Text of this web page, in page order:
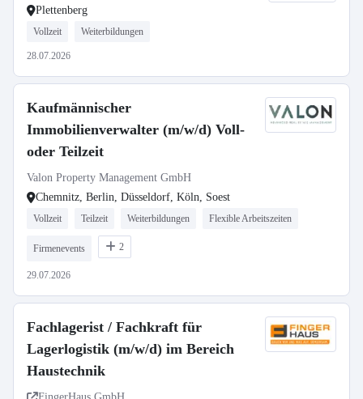
Plettenberg
Vollzeit Weiterbildungen
28.07.2026
Kaufmännischer
Immobilienverwalter (m/w/d) Voll-
oder Teilzeit
Valon Property Management GmbH
Chemnitz, Berlin, Düsseldorf, Köln, Soest
Vollzeit Teilzeit Weiterbildungen Flexible Arbeitszeiten
Firmenevents 2
29.07.2026
Fachlagerist / Fachkraft für
Lagerlogistik (m/w/d) im Bereich
Haustechnik